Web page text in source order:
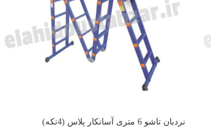
نردبان تاشو 6 متری آسانکار پلاس (4تکه)